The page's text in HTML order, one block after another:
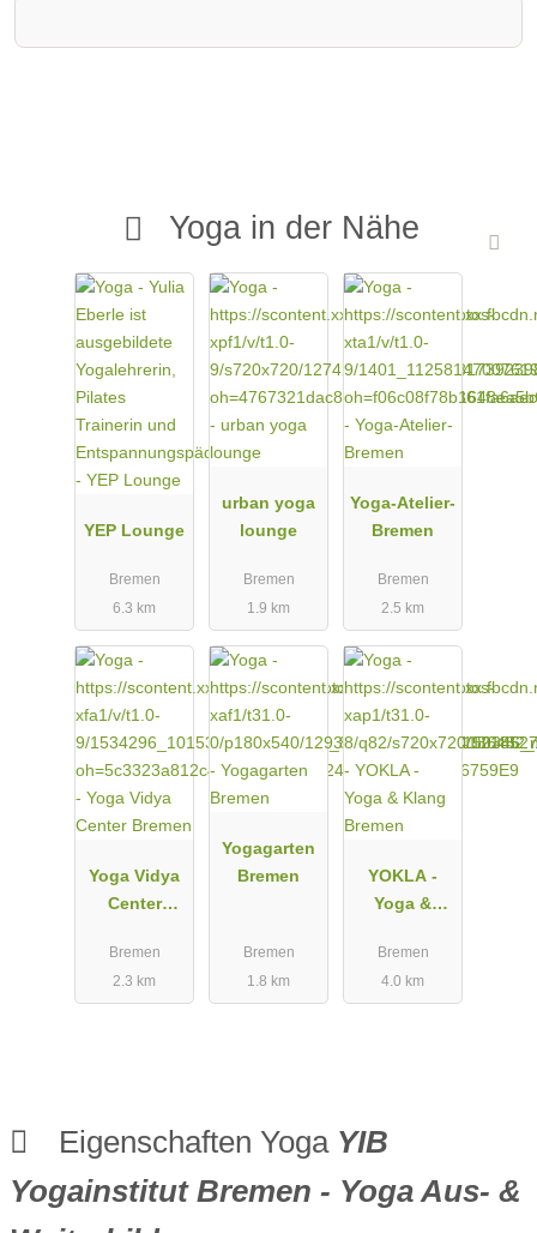
Yoga in der Nähe
YEP Lounge
Bremen
6.3 km
urban yoga
lounge
Bremen
1.9 km
Yoga-Atelier-
Bremen
Bremen
2.5 km
Yoga Vidya
Center
Bremen
2.3 km
Yogagarten
Bremen
Bremen
1.8 km
YOKLA -
Yoga &
Bremen
Bremen
4.0 km
Eigenschaften Yoga YIB
Yogainstitut Bremen - Yoga Aus- &